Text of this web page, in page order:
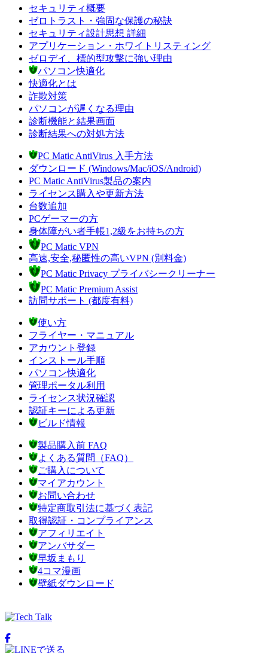
セキュリティ概要
ゼロトラスト・強固な保護の秘訣
セキュリティ設計思想 詳細
アプリケーション・ホワイトリスティング
ゼロデイ、標的型攻撃に強い理由
パソコン快適化
快適化とは
詐欺対策
パソコンが遅くなる理由
診断機能と結果画面
診断結果への対処方法
PC Matic AntiVirus 入手方法
ダウンロード (Windows/Mac/iOS/Android)
PC Matic AntiVirus製品の案内
ライセンス購入や更新方法
台数追加
PCゲーマーの方
身体障がい者手帳1,2級をお持ちの方
PC Matic VPN
高速,安全,秘匿性の高いVPN (別料金)
PC Matic Privacy プライバシークリーナー
PC Matic Premium Assist
訪問サポート (都度有料)
使い方
フライヤー・マニュアル
アカウント登録
インストール手順
パソコン快適化
管理ポータル利用
ライセンス状況確認
認証キーによる更新
ビルド情報
製品購入前 FAQ
よくある質問（FAQ）
ご購入について
マイアカウント
お問い合わせ
特定商取引法に基づく表記
取得認証・コンプライアンス
アフィリエイト
アンバサダー
早坂まもり
4コマ漫画
壁紙ダウンロード